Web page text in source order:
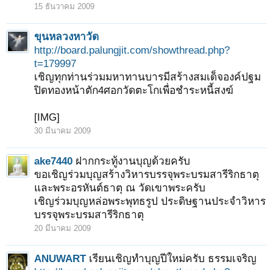
15 ธันวาคม 2009
ขุนหลวงหาวัด
http://board.palungjit.com/showthread.php?
t=179997
เชิญทุกท่านร่วมมหาทานบารมีสร้างสมเด็จองค์ปฐม
ปิดทองหน้าตัก4ศอกวัดตะโกเพื่อชำระหนี้สงฆ์
[IMG]
30 มีนาคม 2009
ake7440 ฝากกระทู้งานบุญด้วยครับ
ขอเชิญร่วมบุญสร้างวิหารบรรจุพระบรมสารีริกธาตุ
และพระอรหันต์ธาตุ ณ วัดเขาพระครับ
เชิญร่วมบุญหล่อพระพุทธรูป ประดิษฐานประจำวิหาร
บรรจุพระบรมสารีริกธาตุ
20 มีนาคม 2009
ANUWART เรียนเชิญทำบุญปีใหม่ครับ ธรรมเจริญ